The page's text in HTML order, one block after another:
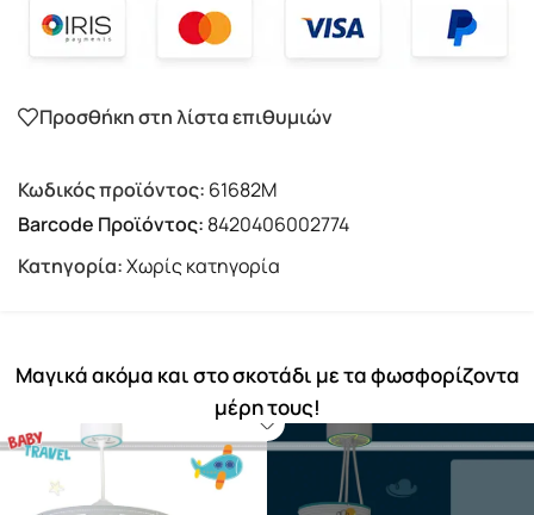
Προσθήκη στη λίστα επιθυμιών
Barcode Προϊόντος: 8420406002774
Κωδικός προϊόντος: 61682M
Κατηγορία:Χωρίς κατηγορία
Μαγικά ακόμα και στο σκοτάδι με τα φωσφορίζοντα
μέρη τους!